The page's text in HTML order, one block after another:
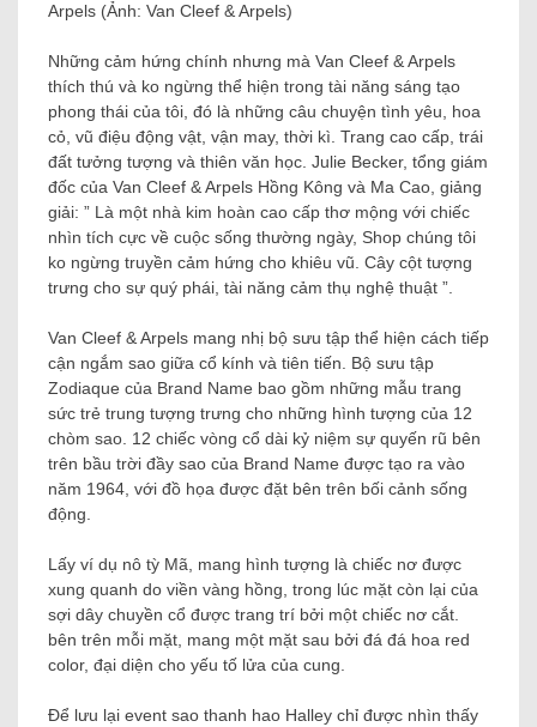
Arpels (Ảnh: Van Cleef & Arpels)
Những cảm hứng chính nhưng mà Van Cleef & Arpels
thích thú và ko ngừng thể hiện trong tài năng sáng tạo
phong thái của tôi, đó là những câu chuyện tình yêu, hoa
cỏ, vũ điệu động vật, vận may, thời kì. Trang cao cấp, trái
đất tưởng tượng và thiên văn học. Julie Becker, tổng giám
đốc của Van Cleef & Arpels Hồng Kông và Ma Cao, giảng
giải: ” Là một nhà kim hoàn cao cấp thơ mộng với chiếc
nhìn tích cực về cuộc sống thường ngày, Shop chúng tôi
ko ngừng truyền cảm hứng cho khiêu vũ. Cây cột tượng
trưng cho sự quý phái, tài năng cảm thụ nghệ thuật ”.
Van Cleef & Arpels mang nhị bộ sưu tập thể hiện cách tiếp
cận ngắm sao giữa cổ kính và tiên tiến. Bộ sưu tập
Zodiaque của Brand Name bao gồm những mẫu trang
sức trẻ trung tượng trưng cho những hình tượng của 12
chòm sao. 12 chiếc vòng cổ dài kỷ niệm sự quyến rũ bên
trên bầu trời đầy sao của Brand Name được tạo ra vào
năm 1964, với đồ họa được đặt bên trên bối cảnh sống
động.
Lấy ví dụ nô tỳ Mã, mang hình tượng là chiếc nơ được
xung quanh do viền vàng hồng, trong lúc mặt còn lại của
sợi dây chuyền cổ được trang trí bởi một chiếc nơ cắt.
bên trên mỗi mặt, mang một mặt sau bởi đá đá hoa red
color, đại diện cho yếu tố lửa của cung.
Để lưu lại event sao thanh hao Halley chỉ được nhìn thấy